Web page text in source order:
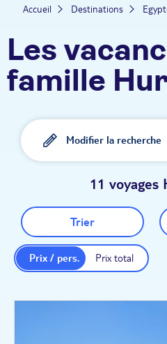
Accueil Destinations
Les
famille Hurghada
TUI
Modifier la recherche
11 voyages
Trier
Prix total
Prix / pers.